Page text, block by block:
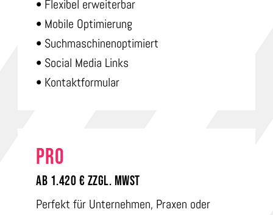
• Flexibel erweiterbar
• Mobile Optimierung
• Suchmaschinenoptimiert
• Social Media Links
• Kontaktformular
PRO
AB 1.420 € ZZGL. MWST
Perfekt für Unternehmen, Praxen oder